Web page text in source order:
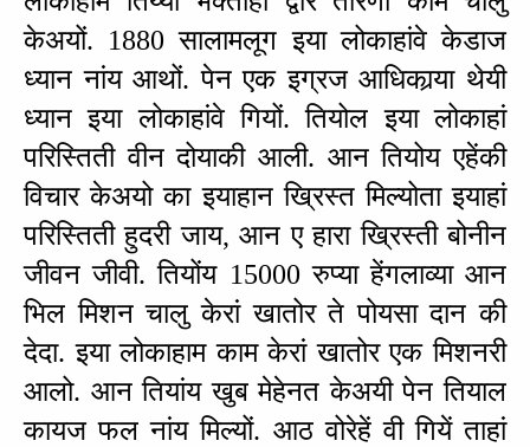
केअयों. 1880 सालामलूग इया लोकाहांवे केडाज
ध्यान नांय आथों. पेन एक इग्रज आधिकार्‍या थेयी
ध्यान इया लोकाहांवे गियों. तियोल इया लोकाहां
परिस्‍तिती वीन दोयाकी आली. आन तियोय एहेंकी
विचार केअयो का इयाहान ख्रिस्‍त मिल्योता इयाहां
परिस्‍तिती हुदरी जाय, आन ए हारा ख्रिस्‍ती बोनीन
जीवन जीवी. तियोंय 15000 रुप्या हेंगलाव्या आन
भिल मिशन चालु केरां खातोर ते पोयसा दान की
देदा. इया लोकाहाम काम केरां खातोर एक मिशनरी
आलो. आन तियांय खुब मेहेनत केअयी पेन तियाल
कायज फल नांय मिल्यों. आठ वोरेहें वी गियें ताहां